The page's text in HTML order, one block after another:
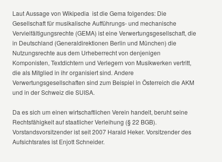
Laut Aussage von Wikipedia ist die Gema folgendes: Die
Gesellschaft für musikalische Aufführungs- und mechanische
Vervielfältigungsrechte (GEMA) ist eine Verwertungsgesellschaft, die
in Deutschland (Generaldirektionen Berlin und München) die
Nutzungsrechte aus dem Urheberrecht von denjenigen
Komponisten, Textdichtern und Verlegern von Musikwerken vertritt,
die als Mitglied in ihr organisiert sind. Andere
Verwertungsgesellschaften sind zum Beispiel in Österreich die AKM
und in der Schweiz die SUISA.
Da es sich um einen wirtschaftlichen Verein handelt, beruht seine
Rechtsfähigkeit auf staatlicher Verleihung (§ 22 BGB).
Vorstandsvorsitzender ist seit 2007 Harald Heker. Vorsitzender des
Aufsichtsrates ist Enjott Schneider.